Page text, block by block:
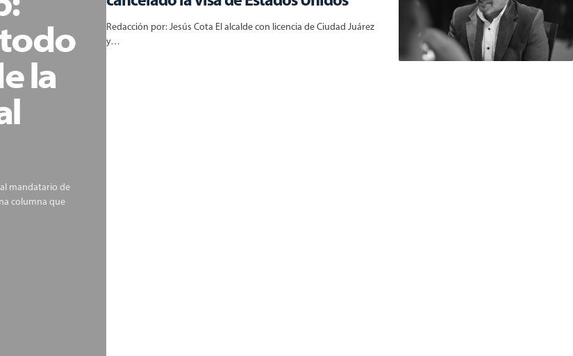
la
mandatario de
columna que
Redacción por: Jesús Cota El alcalde con licencia de Ciudad Juárez
y…